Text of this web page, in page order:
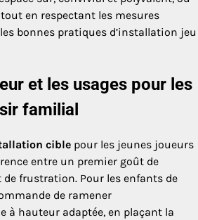
en respectant les mesures
bonnes pratiques d’installation jeu
et les usages pour les
familial
cible pour les jeunes joueurs
entre un premier goût de
frustration. Pour les enfants de
de ramener
à hauteur adaptée, en plaçant la